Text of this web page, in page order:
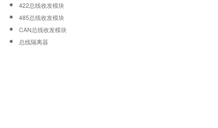
422总线收发模块
485总线收发模块
CAN总线收发模块
总线隔离器